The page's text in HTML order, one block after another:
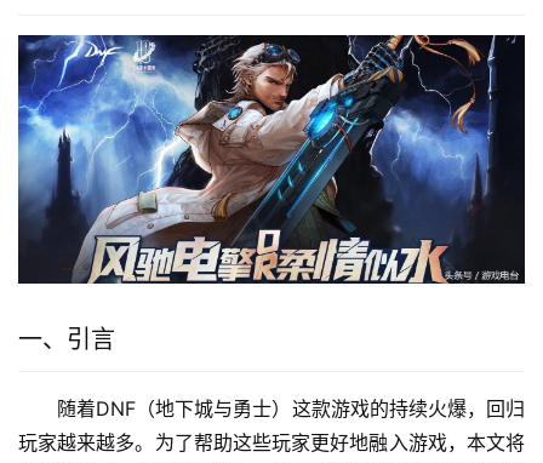
一、引言
随着DNF（地下城与勇士）这款游戏的持续火爆，回归
玩家越来越多。为了帮助这些玩家更好地融入游戏，本文将